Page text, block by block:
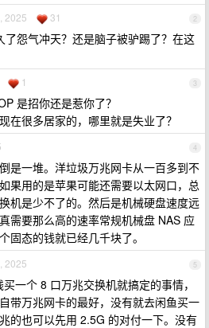
2
2025 31
了怨气冲天？还是脑子被驴踢了？在这
3
1
是招你还是惹你了？
在很多居家的，哪里就是失业了？
4
是一堆。洋垃圾万兆网卡从一百多到不
果用的是苹果可能还需要以太网口，总
机是少不了的。然后是机械硬盘速度远
需要那么高的速率常规机械盘 NAS 应
固态的钱就已经几千块了。
5
2025
一个 8 口万兆交换机就搞定的事情，
带万兆网卡的最好，没有就去闲鱼买一
的也可以先用 2.5G 的对付一下。没有